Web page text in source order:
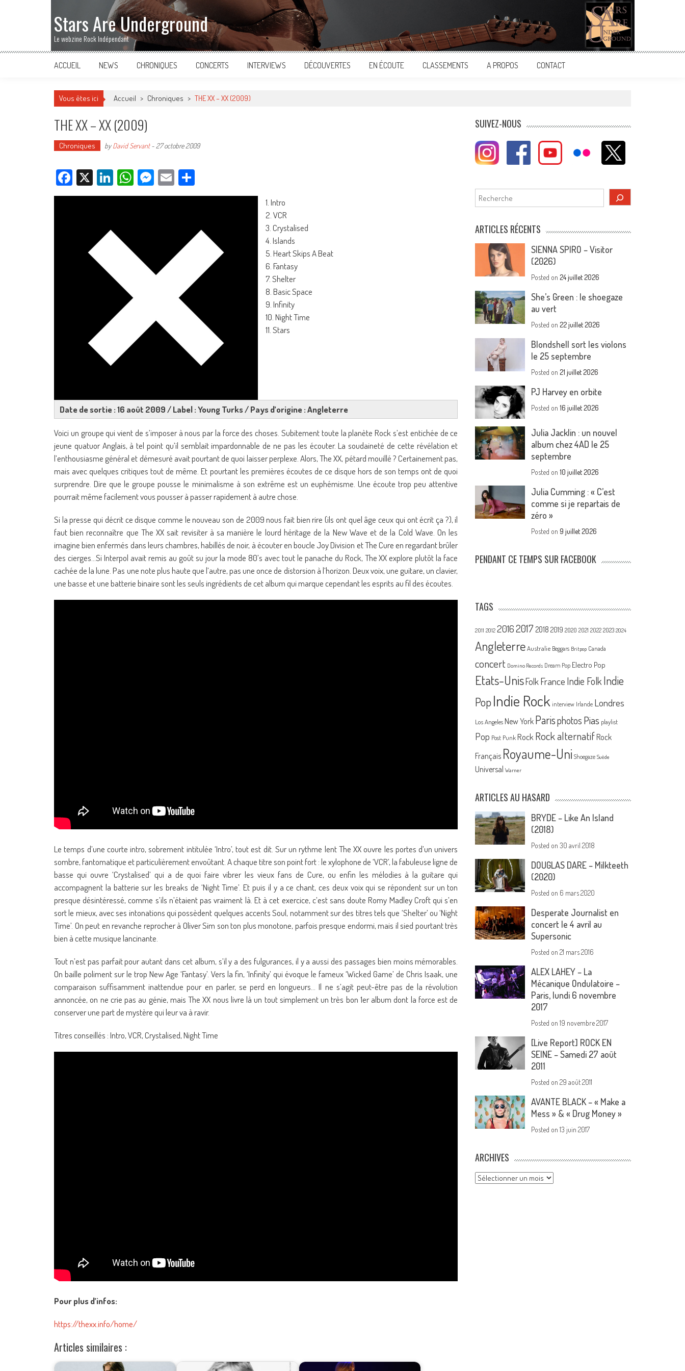
Stars Are Underground
Le webzine Rock Indépendant
ACCUEIL NEWS CHRONIQUES CONCERTS INTERVIEWS DÉCOUVERTES EN ÉCOUTE CLASSEMENTS A PROPOS CONTACT
Vous êtes ici Accueil > Chroniques > THE XX – XX (2009)
THE XX – XX (2009)
Chroniques byDavid Servant- 27 octobre 2009
Facebook
X LinkedIn
WhatsApp
Messenger
Email
1. Intro
2. VCR
3. Crystalised
4. Islands
5. Heart Skips A Beat
6. Fantasy
7. Shelter
8. Basic Space
9. Infinity
10. Night Time
11. Stars
Date de sortie : 16 août 2009 / Label : Young Turks / Pays d’origine : Angleterre
Voici un groupe qui vient de s’imposer à nous par la force des choses. Subitement toute la planète Rock s’est entichée de ce
jeune quatuor Anglais, à tel point qu’il semblait impardonnable de ne pas les écouter. La soudaineté de cette révélation et
l’enthousiasme général et démesuré avait pourtant de quoi laisser perplexe. Alors, The XX, pétard mouillé ? Certainement pas,
mais avec quelques critiques tout de même. Et pourtant les premières écoutes de ce disque hors de son temps ont de quoi
surprendre. Dire que le groupe pousse le minimalisme à son extrême est un euphémisme. Une écoute trop peu attentive
pourrait même facilement vous pousser à passer rapidement à autre chose.
Si la presse qui décrit ce disque comme le nouveau son de 2009 nous fait bien rire (ils ont quel âge ceux qui ont écrit ça ?), il
faut bien reconnaître que The XX sait revisiter à sa manière le lourd héritage de la New Wave et de la Cold Wave. On les
imagine bien enfermés dans leurs chambres, habillés de noir, à écouter en boucle Joy Division et The Cure en regardant brûler
des cierges…Si Interpol avait remis au goût su jour la mode 80’s avec tout le panache du Rock, The XX explore plutôt la face
cachée de la lune. Pas une note plus haute que l’autre, pas une once de distorsion à l’horizon. Deux voix, une guitare, un clavier,
une basse et une batterie binaire sont les seuls ingrédients de cet album qui marque cependant les esprits au fil des écoutes.
Le temps d’une courte intro, sobrement intitulée ‘Intro’, tout est dit. Sur un rythme lent The XX ouvre les portes d’un univers
sombre, fantomatique et particulièrement envoûtant. A chaque titre son point fort : le xylophone de ‘VCR’, la fabuleuse ligne de
basse qui ouvre ‘Crystalised’ qui a de quoi faire vibrer les vieux fans de Cure, ou enfin les mélodies à la guitare qui
accompagnent la batterie sur les breaks de ‘Night Time’. Et puis il y a ce chant, ces deux voix qui se répondent sur un ton
presque désintéressé, comme s’ils n’étaient pas vraiment là. Et à cet exercice, c’est sans doute Romy Madley Croft qui s’en
sort le mieux, avec ses intonations qui possèdent quelques accents Soul, notamment sur des titres tels que ‘Shelter’ ou ‘Night
Time’. On peut en revanche reprocher à Oliver Sim son ton plus monotone, parfois presque endormi, mais il sied pourtant très
bien à cette musique lancinante.
Tout n’est pas parfait pour autant dans cet album, s’il y a des fulgurances, il y a aussi des passages bien moins mémorables.
On baille poliment sur le trop New Age ‘Fantasy’. Vers la fin, ‘Infinity’ qui évoque le fameux ‘Wicked Game’ de Chris Isaak, une
comparaison suffisamment inattendue pour en parler, se perd en longueurs… Il ne s’agit peut-être pas de la révolution
annoncée, on ne crie pas au génie, mais The XX nous livre là un tout simplement un très bon 1er album dont la force est de
conserver une part de mystère qui leur va à ravir.
Titres conseillés : Intro, VCR, Crystalised, Night Time
Pour plus d’infos:
https://thexx.info/home/
Articles similaires :
SUIVEZ-NOUS
Rechercher
ARTICLES RÉCENTS
SIENNA SPIRO – Visitor
(2026)
Posted on24 juillet 2026
She’s Green : le shoegaze
au vert
Posted on22 juillet 2026
Blondshell sort les violons
le 25 septembre
Posted on21 juillet 2026
PJ Harvey en orbite
Posted on16 juillet 2026
Julia Jacklin : un nouvel
album chez 4AD le 25
septembre
Posted on10 juillet 2026
Julia Cumming : « C’est
comme si je repartais de
zéro »
Posted on9 juillet 2026
PENDANT CE TEMPS SUR FACEBOOK
TAGS
2011 2012 20162017 2018 2019 2020 2021 2022 2023 2024
Angleterre Australie Beggars Britpop Canada
concert Domino Records Dream Pop Electro Pop
Etats-UnisFolk France Indie FolkIndie
PopIndie Rock interview Irlande Londres
Los Angeles New York Parisphotos Pias playlist
Pop Post Punk Rock Rock alternatif Rock
Français Royaume-Uni Shoegaze Suède
Universal Warner
ARTICLES AU HASARD
BRYDE – Like An Island
(2018)
Posted on30 avril 2018
DOUGLAS DARE – Milkteeth
(2020)
Posted on 6 mars 2020
Desperate Journalist en
concert le 4 avril au
Supersonic
Posted on21 mars 2016
ALEX LAHEY – La
Mécanique Ondulatoire –
Paris, lundi 6 novembre
2017
Posted on19 novembre 2017
[Live Report] ROCK EN
SEINE – Samedi 27 août
2011
Posted on29 août 2011
AVANTE BLACK – « Make a
Mess » & « Drug Money »
Posted on13 juin 2017
ARCHIVES
Archives